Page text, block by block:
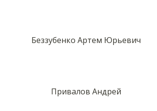
Беззубенко Артем Юрьевич
Привалов Андрей